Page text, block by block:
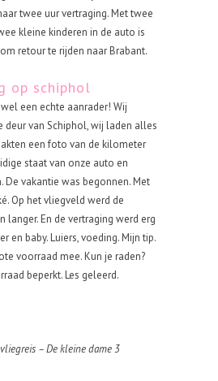
twee uur vertraging. Met twee
kleine kinderen in de auto is
retour te rijden naar Brabant.
op schiphol
een echte aanrader! Wij
deur van Schiphol, wij laden alles
een foto van de kilometer
staat van onze auto en
De vakantie was begonnen. Met
Op het vliegveld werd de
langer. En de vertraging werd erg
en baby. Luiers, voeding. Mijn tip.
voorraad mee. Kun je raden?
beperkt. Les geleerd.
– De kleine dame 3